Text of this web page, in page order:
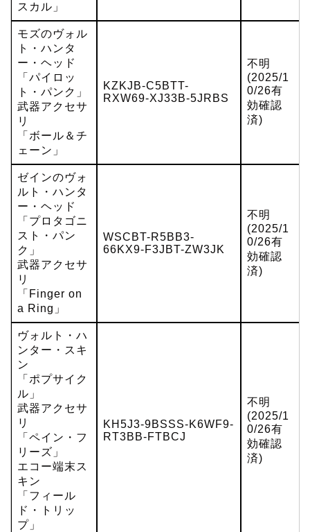
スカル」
モズのヴォル
ト・ハンタ
ー・ヘッド
「パイロッ
ト・パンク」
武器アクセサ
リ
「ボール＆チ
ェーン」
KZKJB-C5BTT-
RXW69-XJ33B-5JRBS
不明
(2025/1
0/26有
効確認
済)
ゼインのヴォ
ルト・ハンタ
ー・ヘッド
「プロタゴニ
スト・パン
ク」
武器アクセサ
リ
「Finger on
a Ring」
WSCBT-R5BB3-
66KX9-F3JBT-ZW3JK
不明
(2025/1
0/26有
効確認
済)
ヴォルト・ハ
ンター・スキ
ン
「ポプサイク
ル」
武器アクセサ
リ
「ペイン・フ
リーズ」
エコー端末ス
キン
「フィール
ド・トリッ
プ」
KH5J3-9BSSS-K6WF9-
RT3BB-FTBCJ
不明
(2025/1
0/26有
効確認
済)